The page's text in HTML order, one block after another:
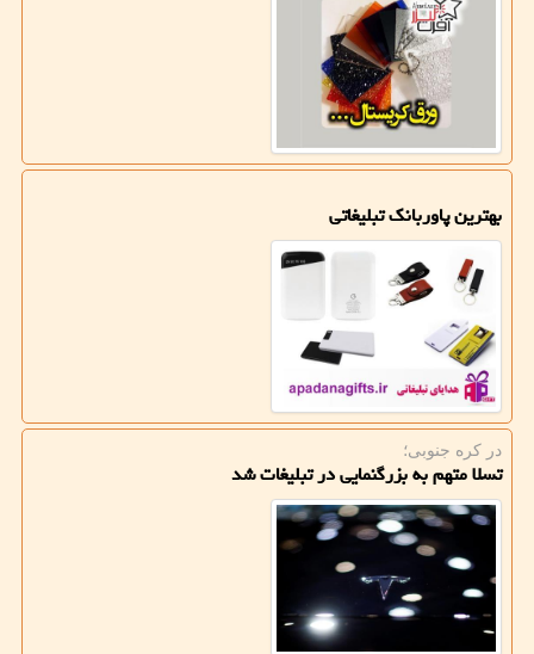
بهترین پاوربانک تبلیغاتی
در كره جنوبی؛
تسلا متهم به بزرگنمایی در تبلیغات شد